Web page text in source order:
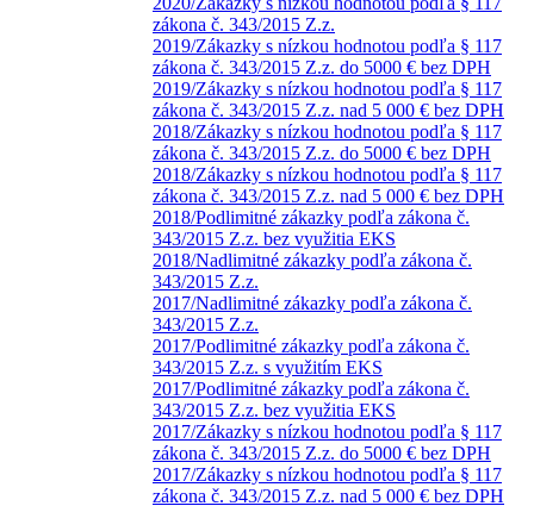
zákona č. 343/2015 Z.z.
2019/Zákazky s nízkou hodnotou podľa § 117
zákona č. 343/2015 Z.z. do 5000 € bez DPH
2019/Zákazky s nízkou hodnotou podľa § 117
zákona č. 343/2015 Z.z. nad 5 000 € bez DPH
2018/Zákazky s nízkou hodnotou podľa § 117
zákona č. 343/2015 Z.z. do 5000 € bez DPH
2018/Zákazky s nízkou hodnotou podľa § 117
zákona č. 343/2015 Z.z. nad 5 000 € bez DPH
2018/Podlimitné zákazky podľa zákona č.
343/2015 Z.z. bez využitia EKS
2018/Nadlimitné zákazky podľa zákona č.
343/2015 Z.z.
2017/Nadlimitné zákazky podľa zákona č.
343/2015 Z.z.
2017/Podlimitné zákazky podľa zákona č.
343/2015 Z.z. s využitím EKS
2017/Podlimitné zákazky podľa zákona č.
343/2015 Z.z. bez využitia EKS
2017/Zákazky s nízkou hodnotou podľa § 117
zákona č. 343/2015 Z.z. do 5000 € bez DPH
2017/Zákazky s nízkou hodnotou podľa § 117
zákona č. 343/2015 Z.z. nad 5 000 € bez DPH